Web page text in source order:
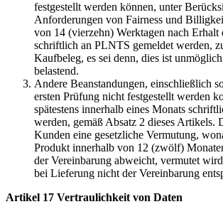
festgestellt werden können, unter
Anforderungen von Fairness und
von 14 (vierzehn) Werktagen nach Erhalt
schriftlich an PLNTS gemeldet werden,
Kaufbeleg, es sei denn, dies ist
belastend.
Andere Beanstandungen, einschließlich
ersten Prüfung nicht festgestellt werden
spätestens innerhalb eines Monats
werden, gemäß Absatz 2 dieses Artikels.
Kunden eine gesetzliche Vermutung,
Produkt innerhalb von 12 (zwölf)
der Vereinbarung abweicht, vermutet
bei Lieferung nicht der Vereinbarung
Artikel 17 Vertraulichkeit von Daten